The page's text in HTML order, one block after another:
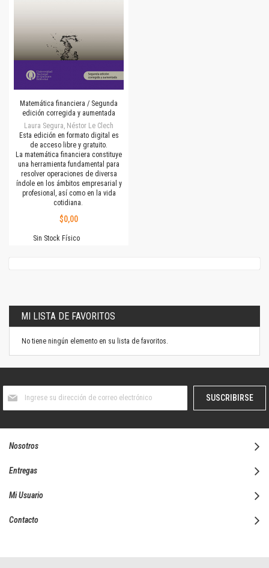
Matemática financiera / Segunda
edición corregida y aumentada
Laura Segura, Néstor Le Clech
Esta edición en formato digital es
de acceso libre y gratuito.
La matemática financiera constituye
una herramienta fundamental para
resolver operaciones de diversa
índole en los ámbitos empresarial y
profesional, así como en la vida
cotidiana.
$0,00
Sin Stock Físico
MI LISTA DE FAVORITOS
No tiene ningún elemento en su lista de favoritos.
boletín
SUSCRIBIRSE
Nosotros
Entregas
Mi Usuario
Contacto